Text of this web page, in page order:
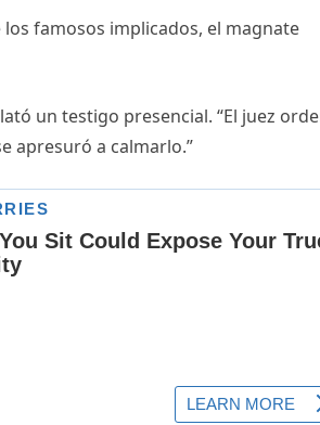
famosos implicados, el magnate
un testigo presencial. “El juez
apresuró a calmarlo.”